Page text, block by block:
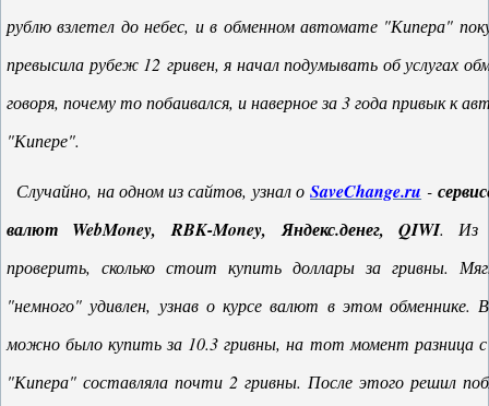
рублю взлетел до небес, и в обменном автомате "Кипера"
превысила рубеж 12 гривен, я начал подумывать об услугах
говоря, почему то побаивался, и наверное за 3 года привык к
"Кипере".
Случайно, на одном из сайтов, узнал оSaveChange.ru -
валют WebMoney, RBK-Money, Яндекс.денег, QIWI. Из
проверить, сколько стоит купить доллары за гривны.
"немного" удивлен, узнав о курсе валют в этом обменнике.
можно было купить за 10.3 гривны, на тот момент разница
"Кипера" составляла почти 2 гривны. После этого решил